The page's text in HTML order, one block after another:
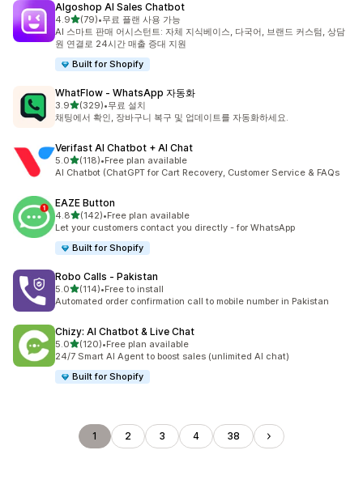
Algoshop AI Sales Chatbot
4.9별 5개 중
(79)
총 리뷰 79개
•무료 플랜 사용 가능
AI 스마트 판매 어시스턴트: 자체 지식베이스, 다국어, 브랜드 커스텀, 상담
원 연결로 24시간 매출 증대 지원
Built for Shopify
WhatFlow ‑ WhatsApp 자동화
3.9별 5개 중
(329)
총 리뷰 329개
•무료 설치
채팅에서 확인, 장바구니 복구 및 업데이트를 자동화하세요.
Verifast AI Chatbot + AI Chat
5.0별 5개 중
(118)
총 리뷰 118개
•Free plan available
AI Chatbot (ChatGPT for Cart Recovery, Customer Service & FAQs
EAZE Button
4.8별 5개 중
(142)
총 리뷰 142개
•Free plan available
Let your customers contact you directly - for WhatsApp
Built for Shopify
Robo Calls ‑ Pakistan
5.0별 5개 중
(114)
총 리뷰 114개
•Free to install
Automated order confirmation call to mobile number in Pakistan
Chizy: AI Chatbot & Live Chat
5.0별 5개 중
(120)
총 리뷰 120개
•Free plan available
24/7 Smart AI Agent to boost sales (unlimited AI chat)
Built for Shopify
1 2 3 4 38